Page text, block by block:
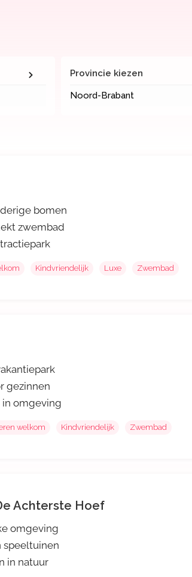
Provincie kiezen
Noord-Brabant
bomen
zwembad
Kindvriendelijk Luxe Zwembad
gezinnen
in omgeving
welkom Kindvriendelijk Zwembad
Achterste Hoef
omgeving
speeltuinen
in natuur